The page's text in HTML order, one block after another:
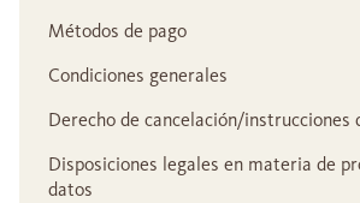
Métodos de pago
Condiciones generales
Derecho de cancelación/instrucciones
Disposiciones legales en materia de
datos